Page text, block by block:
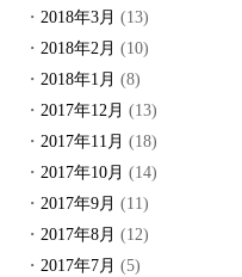
2018年3月 (13)
2018年2月 (10)
2018年1月 (8)
2017年12月 (13)
2017年11月 (18)
2017年10月 (14)
2017年9月 (11)
2017年8月 (12)
2017年7月 (5)